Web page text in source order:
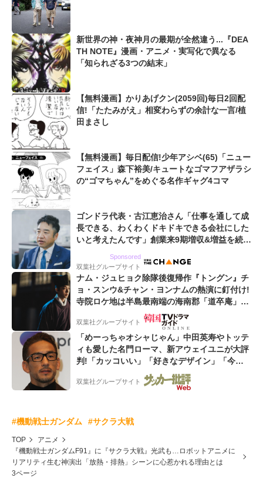
新世界の神・夜神月の最期が全然違う...『DEA
TH NOTE』漫画・アニメ・実写化で異なる
「知られざる3つの結末」
【無料漫画】かりあげクン(2059回)毎日2回配
信!「たたみがえ」相変わらずの余計な一言/植
田まさし
【無料漫画】毎日配信!少年アシベ(65)「ニュー
フェイス」森下裕美/キュートなゴマフアザラシ
の“ゴマちゃん”をめぐる名作ギャグ4コマ
ゴンドラ代表・古江恵治さん「仕事を通して成
長できる、わくわくドキドキできる会社にした
いと考えたんです」創業来9期増収&増益を続け
Sponsored
双葉社グループサイト
ナム・ジュヒョク除隊後復帰作『トングン』チ
ョ・スンウ&チャン・ヨンナムの熱演に釘付け!
寺院ロケ地は半島最南端の海南郡「道卒庵」
【韓ドラから始める韓国旅行】
双葉社グループサイト
「めーっちゃオシャじゃん」中田英寿やトッテ
ィも愛した名門ローマ、新アウェイユニが大評
判!「カッコいい」「好きなデザイン」「今年
双葉社グループサイト
#機動戦士ガンダム #サクラ大戦
TOP
アニメ
『機動戦士ガンダムF91』に『サクラ大戦』光武も…ロボットアニメに
リアリティ生む神演出「放熱・排熱」シーンに心惹かれる理由とは
3ページ